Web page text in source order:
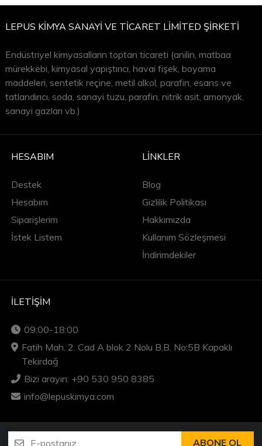
LEPUS KİMYA SANAYİ VE TİCARET LİMİTED ŞİRKETİ
Endüstriyel kimyasalların toptan ticareti (anilin, matbaa
mürekkebi, kimyasal yapıştırıcı, havai fişek, boyama
maddeleri, sentetik reçine, metil alkol, parafin, esans ve
tatlandırıcı, soda, sanayi tuzu, parafin, nitrik asit, amonyak,
sanayi gazları vb.)
HESABIM
Destek
Hesabım
Siparişlerim
İstek Listem
LINKLER
Blog
Gizlilik Politikası
Hakkımızda
Kullanım Sözleşmesi
İndirimdekiler
İLETIŞIM
09:00-18:00
Fatih Mah. 2. Cad A blok 2 Nolu B.B. No:5B Kapaklı
Tekirdağ
Bizi arayın: +90 530 950 8385
info@lepuskimya.com
ABONE OL